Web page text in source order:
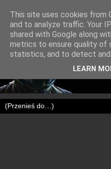
This site uses cookies from
and to analyze traffic. Your
shared with Google along
metrics to ensure quality of
statistics, and to detect and
LEARN